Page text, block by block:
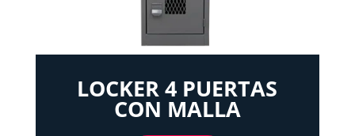
LOCKER 4 PUERTAS
CON MALLA